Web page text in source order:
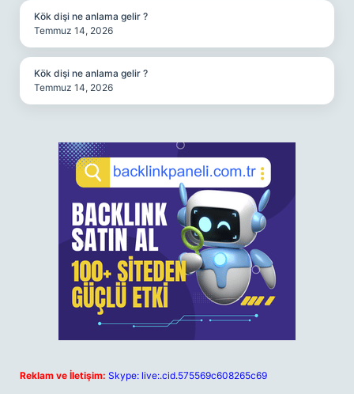
Kök dişi ne anlama gelir ?
Temmuz 14, 2026
Kök dişi ne anlama gelir ?
Temmuz 14, 2026
Reklam ve İletişim: Skype: live:.cid.575569c608265c69